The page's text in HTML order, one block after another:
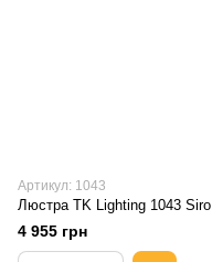
Артикул: 1043
Люстра TK Lighting 1043 Siro
4 955 грн